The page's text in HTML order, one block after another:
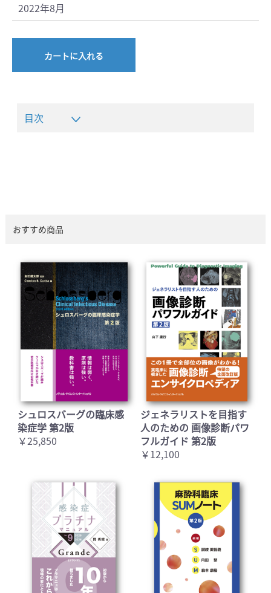
2022年8月
カートに入れる
目次
おすすめ商品
シュロスバーグの臨床感
染症学 第2版
￥25,850
ジェネラリストを目指す
人のための 画像診断パワ
フルガイド 第2版
￥12,100